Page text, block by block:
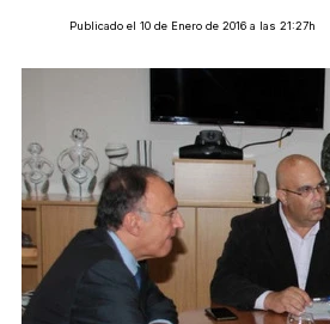
Publicado el 10 de Enero de 2016 a las 21:27h